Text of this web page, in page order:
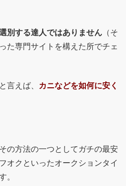
別する達人ではありません （そ
た専門サイトを構えた所でチェ
言えば、
カニなどを如何に安く
の方法の一つとしてガチの最安
オクといったオークションタイ
。